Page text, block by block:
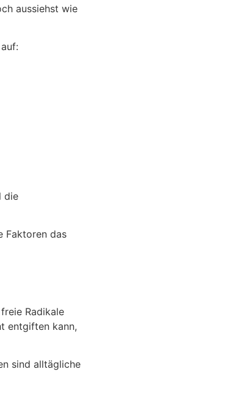
aussiehst wie
die
Faktoren das
Radikale
entgiften kann,
sind alltägliche